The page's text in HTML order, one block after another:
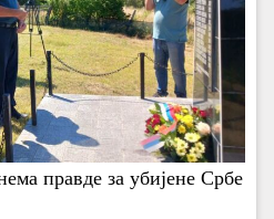
правде за убијене Србе